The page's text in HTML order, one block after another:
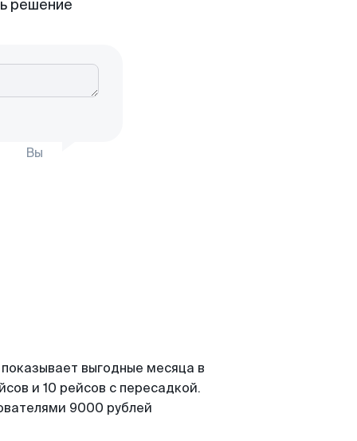
решение
Вы
выгодные месяца в
и 10 рейсов с пересадкой.
9000 рублей